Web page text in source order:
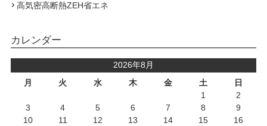
高気密高断熱ZEH省エネ
カレンダー
2026年8月
月
火 水 木 金 土 日
1
2
3
4 5 6 7 8
9
10
11 12 13 14 15
16